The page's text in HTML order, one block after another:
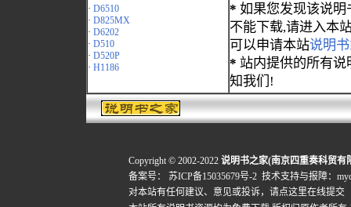
· D6510
· D825MX
· D6202
· D510
· D520P
· H1186
* 如果您发现该说明
不能下载,请进入本
可以申请本站说明
* 站内提供的所有
知我们!
Copyright © 2002-2022 说明书之家(南京四重奏科贸有
备案号：
苏ICP备15035679号-2 技术支持与报障：
对本站有任何建议、意见或投诉， 请点这里在线提交